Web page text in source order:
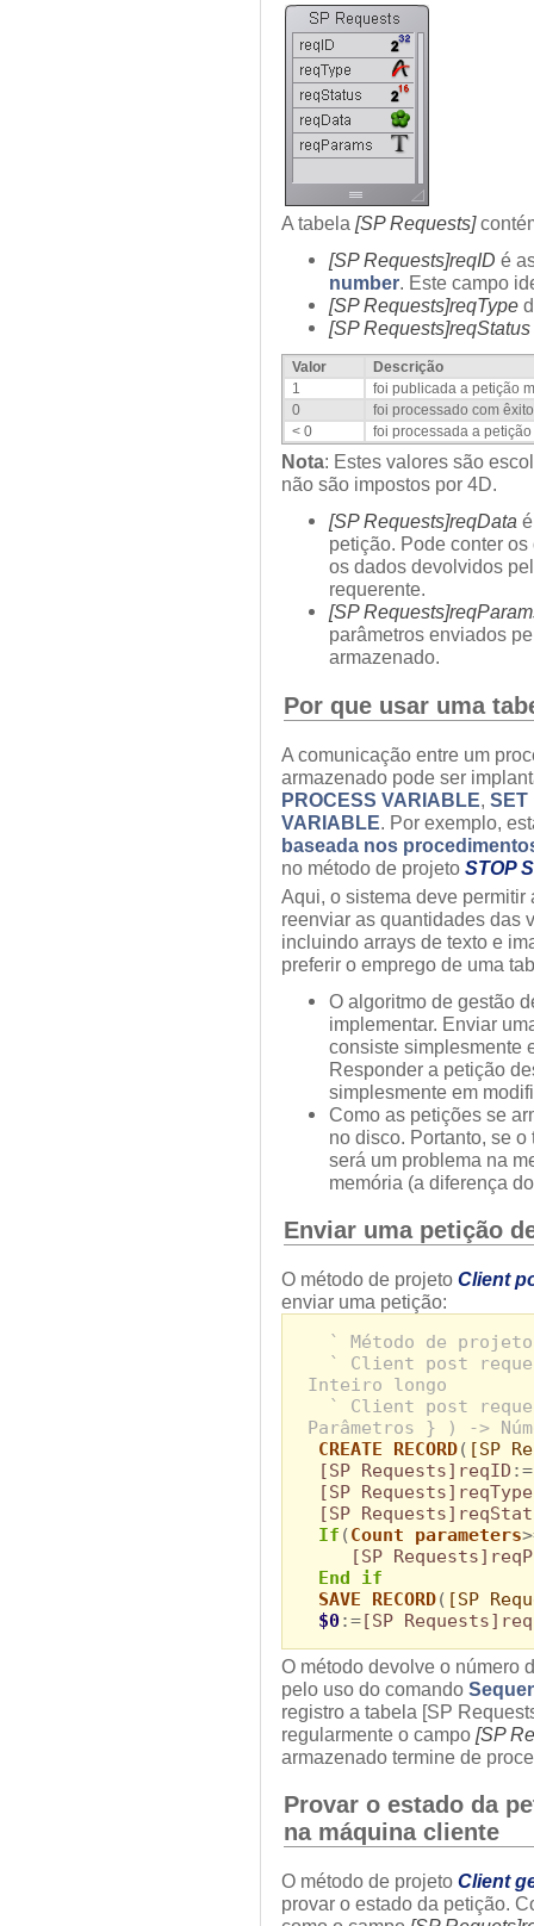
A tabela [SP Requests]
[SP Requests]reqID é
number. Este campo
[SP Requests]reqType
[SP Requests]reqStatus
Valor
Descrição
1
foi publicada a petição
0
foi processado com
< 0
foi processada a
Nota: Estes valores são
não são impostos por 4D.
[SP Requests]reqData
petição. Pode conter
os dados devolvidos
requerente.
[SP
parâmetros enviados
armazenado.
Por que usar uma
A comunicação entre um
armazenado pode ser
PROCESS VARIABLE, SET
VARIABLE. Por exemplo,
baseada nos
no método de projeto STOP
Aqui, o sistema deve
reenviar as quantidades das
incluindo arrays de texto e
preferir o emprego de uma
O algoritmo de gestão
implementar. Enviar
consiste simplesmente
Responder a petição
simplesmente em
Como as petições se
no disco. Portanto, se
será um problema na
memória (a diferença
Enviar uma petição
O método de projeto Client
enviar uma petição:
` Método de
` Client post
Inteiro longo
` Client post
Parâmetros } ) ->
CREATE RECORD( [SP
[SP Requests]reqID :=
[SP Requests]reqType
[SP
If (Count parameters
[SP
End if
SAVE RECORD( [SP
$0:=[SP
O método devolve o número
pelo uso do comando
registro a tabela [SP
regularmente o campo [SP
armazenado termine de
Provar o estado da
na máquina cliente
O método de projeto Client
provar o estado da petição.